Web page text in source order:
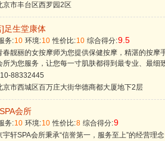
京市丰台区西罗园2区
]足生堂康体
务:10 环境:10 性价比:10 综合得分:9.5
春靓丽的女按摩师为您提供保健按摩，精湛的按摩
所为您服务，让您每一寸肌肤都得到最专业、最细
88332445
京市西城区百万庄大街华德商都大厦地下2层
会所
务:10 环境:10 性价比:8 综合得分:9
宇轩SPA会所秉承“信誉第一，服务至上”的经营理